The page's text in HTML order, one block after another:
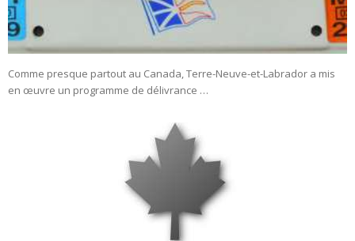
Comme presque partout au Canada, Terre-Neuve-et-Labrador a mis
en œuvre un programme de délivrance …